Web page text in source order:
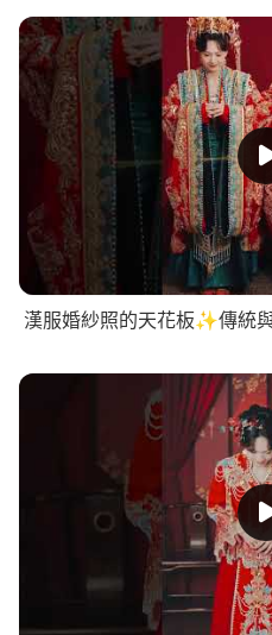
漢服婚紗照的天花板✨傳統